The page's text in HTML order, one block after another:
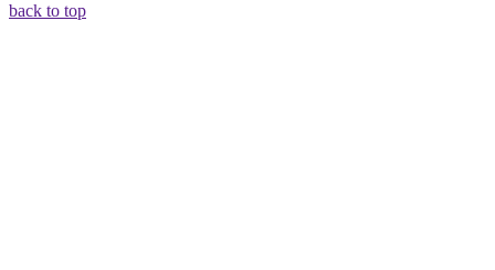
back to top